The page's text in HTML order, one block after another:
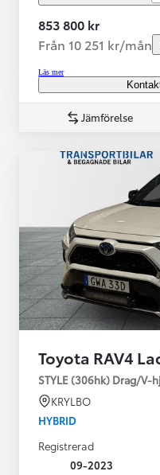
853 800 kr
Från 10 251 kr/mån
Läs mer
Jämförelse
Toyota RAV4
STYLE (306hk) Drag/V-
KRYLBO
HYBRID
Registrerad
09-2023